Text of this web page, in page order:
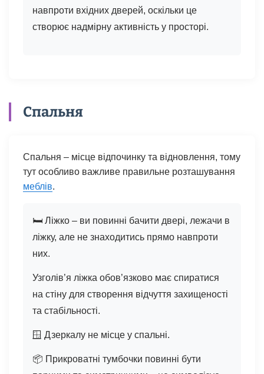
навпроти вхідних дверей, оскільки це
створює надмірну активність у просторі.
Спальня
Спальня – місце відпочинку та відновлення, тому
тут особливо важливе правильне розташування
меблів.
🛏️ Ліжко – ви повинні бачити двері, лежачи в
ліжку, але не знаходитись прямо навпроти
них.
Узголів’я ліжка обов’язково має спиратися
на стіну для створення відчуття захищеності
та стабільності.
🪟 Дзеркалу не місце у спальні.
📦 Прикроватні тумбочки повинні бути